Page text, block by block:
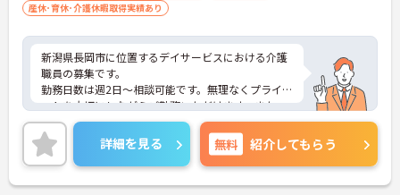
産休･育休･介護休暇取得実績あり
新潟県長岡市に位置するデイサービスにおける介護
職員の募集です。
勤務日数は週2日～相談可能です。無理なくプライベ
ートを大切にしながらご勤務いただけます。また、
未経験の方も歓迎です。ご利用者に寄り添って介護
サービスの提供を行っていただける方を募集してい
ます。
ご興味のある方には、面接対策ポイントなど、さら
に詳細をご案内しますのでお気軽にご相談くださ
詳細を見る 無料 紹介してもらう